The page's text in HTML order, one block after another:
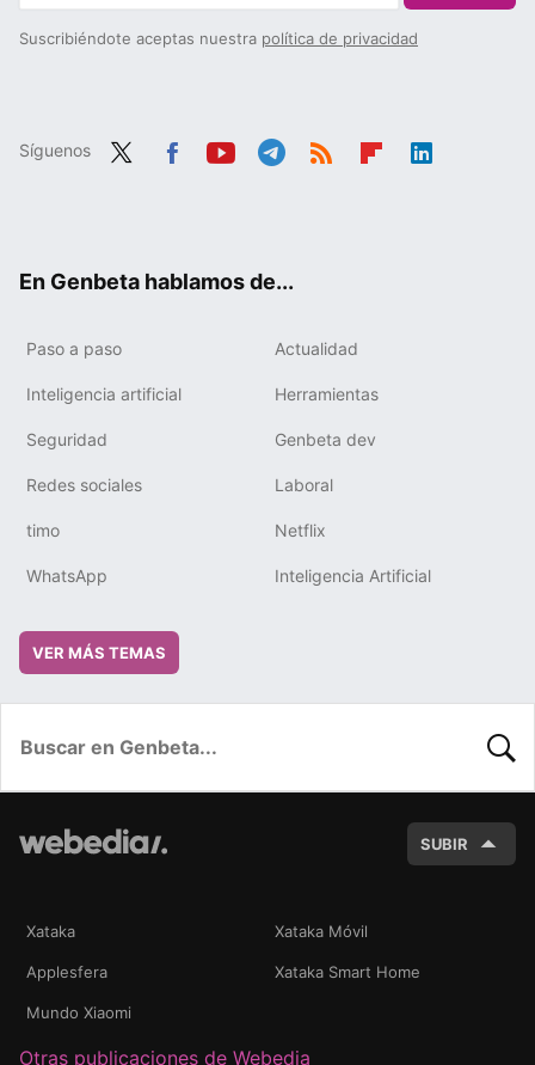
Suscribiéndote aceptas nuestra política de privacidad
Síguenos
En Genbeta hablamos de...
Paso a paso Actualidad
Inteligencia artificial Herramientas
Seguridad Genbeta dev
Redes sociales Laboral
timo Netflix
WhatsApp Inteligencia Artificial
VER MÁS TEMAS
SUBIR
Xataka Xataka Móvil
Applesfera Xataka Smart Home
Mundo Xiaomi
Otras publicaciones de Webedia